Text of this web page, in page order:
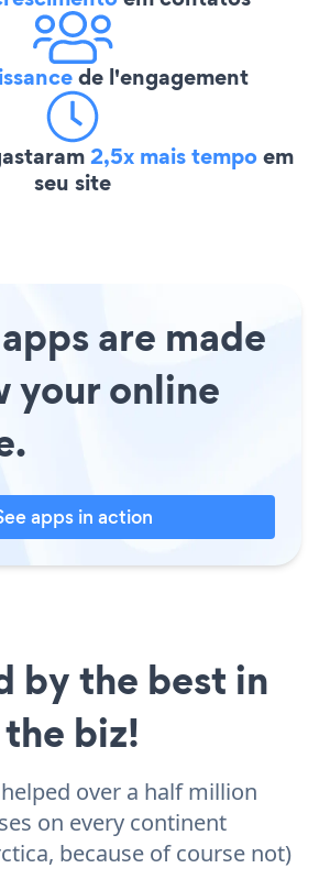
de l'engagement
2,5x mais tempoem
seu site
are made
your online
apps in action
by the best in
the biz!
helped over a half million
on every continent
because of course not)